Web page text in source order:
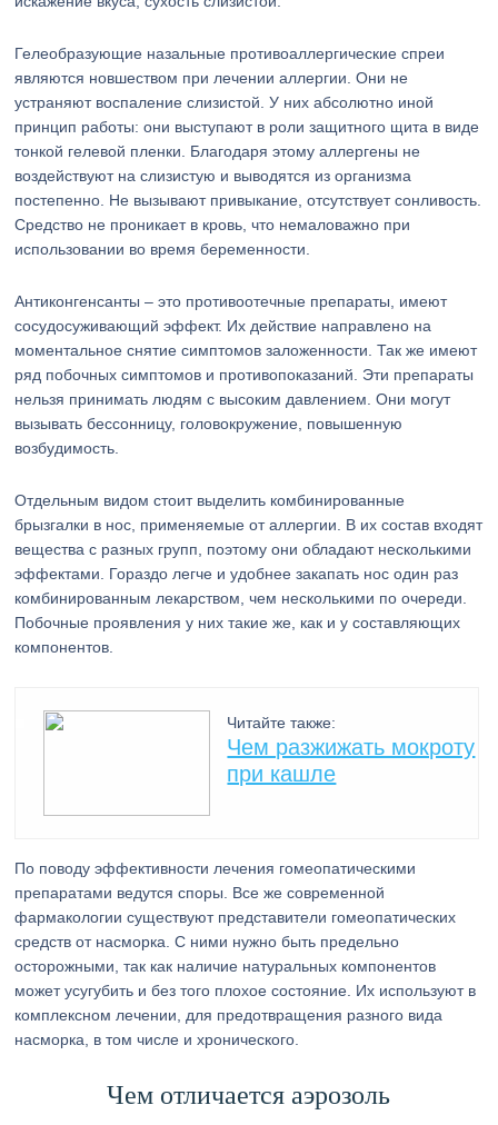
Гелеобразующие назальные противоаллергические спреи
являются новшеством при лечении аллергии. Они не
устраняют воспаление слизистой. У них абсолютно иной
принцип работы: они выступают в роли защитного щита в виде
тонкой гелевой пленки. Благодаря этому аллергены не
воздействуют на слизистую и выводятся из организма
постепенно. Не вызывают привыкание, отсутствует сонливость.
Средство не проникает в кровь, что немаловажно при
использовании во время беременности.
Антиконгенсанты – это противоотечные препараты, имеют
сосудосуживающий эффект. Их действие направлено на
моментальное снятие симптомов заложенности. Так же имеют
ряд побочных симптомов и противопоказаний. Эти препараты
нельзя принимать людям с высоким давлением. Они могут
вызывать бессонницу, головокружение, повышенную
возбудимость.
Отдельным видом стоит выделить комбинированные
брызгалки в нос, применяемые от аллергии. В их состав входят
вещества с разных групп, поэтому они обладают несколькими
эффектами. Гораздо легче и удобнее закапать нос один раз
комбинированным лекарством, чем несколькими по очереди.
Побочные проявления у них такие же, как и у составляющих
компонентов.
Читайте также:
Чем разжижать мокроту
при кашле
По поводу эффективности лечения гомеопатическими
препаратами ведутся споры. Все же современной
фармакологии существуют представители гомеопатических
средств от насморка. С ними нужно быть предельно
осторожными, так как наличие натуральных компонентов
может усугубить и без того плохое состояние. Их используют в
комплексном лечении, для предотвращения разного вида
насморка, в том числе и хронического.
Чем отличается аэрозоль